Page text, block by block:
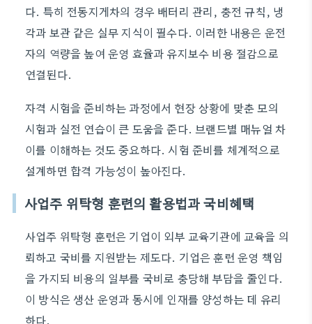
다. 특히 전동지게차의 경우 배터리 관리, 충전 규칙, 냉
각과 보관 같은 실무 지식이 필수다. 이러한 내용은 운전
자의 역량을 높여 운영 효율과 유지보수 비용 절감으로
연결된다.
자격 시험을 준비하는 과정에서 현장 상황에 맞춘 모의
시험과 실전 연습이 큰 도움을 준다. 브랜드별 매뉴얼 차
이를 이해하는 것도 중요하다. 시험 준비를 체계적으로
설계하면 합격 가능성이 높아진다.
사업주 위탁형 훈련의 활용법과 국비혜택
사업주 위탁형 훈련은 기업이 외부 교육기관에 교육을 의
뢰하고 국비를 지원받는 제도다. 기업은 훈련 운영 책임
을 가지되 비용의 일부를 국비로 충당해 부담을 줄인다.
이 방식은 생산 운영과 동시에 인재를 양성하는 데 유리
하다.